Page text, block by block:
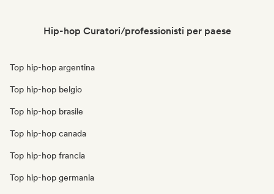
Hip-hop Curatori/professionisti per paese
Top hip-hop argentina
Top hip-hop belgio
Top hip-hop brasile
Top hip-hop canada
Top hip-hop francia
Top hip-hop germania